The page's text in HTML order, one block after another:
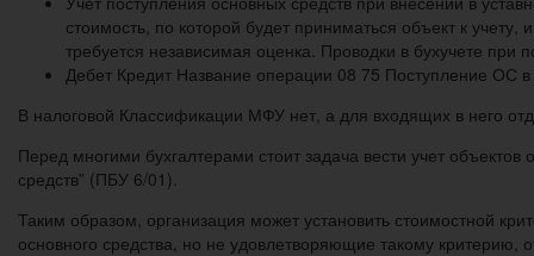
стоимость, по которой будет приниматься объект к
требуется независимая оценка. Проводки в бухучете при
Дебет Кредит Название операции 08 75 Поступление ОС
В налоговой Классификации МФУ нет, а для входящих в него
Перед многими бухгалтерами стоит задача вести учет
средств” (ПБУ 6/01).
Таким образом, организация может установить стоимостной
основного средства, но не удовлетворяющие такому критерию,